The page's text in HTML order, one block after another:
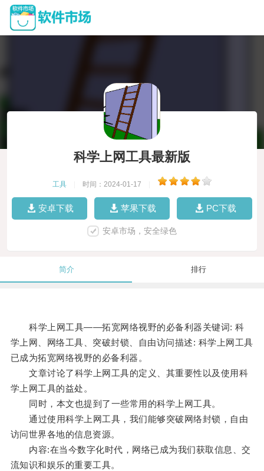
科学上网工具最新版
工具 时间：2024-01-17
安卓下载 苹果下载 PC下载
安卓市场，安全绿色
简介 排行
科学上网工具——拓宽网络视野的必备利器关键词: 科
学上网、网络工具、突破封锁、自由访问描述: 科学上网工具
已成为拓宽网络视野的必备利器。
文章讨论了科学上网工具的定义、其重要性以及使用科
学上网工具的益处。
同时，本文也提到了一些常用的科学上网工具。
通过使用科学上网工具，我们能够突破网络封锁，自由
访问世界各地的信息资源。
内容:在当今数字化时代，网络已成为我们获取信息、交
流知识和娱乐的重要工具。